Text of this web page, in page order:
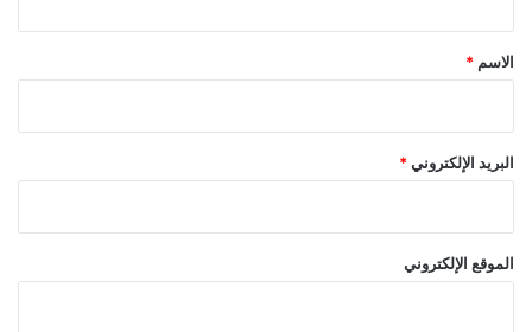
*
الاسم *
البريد الإلكتروني *
الموقع الإلكتروني